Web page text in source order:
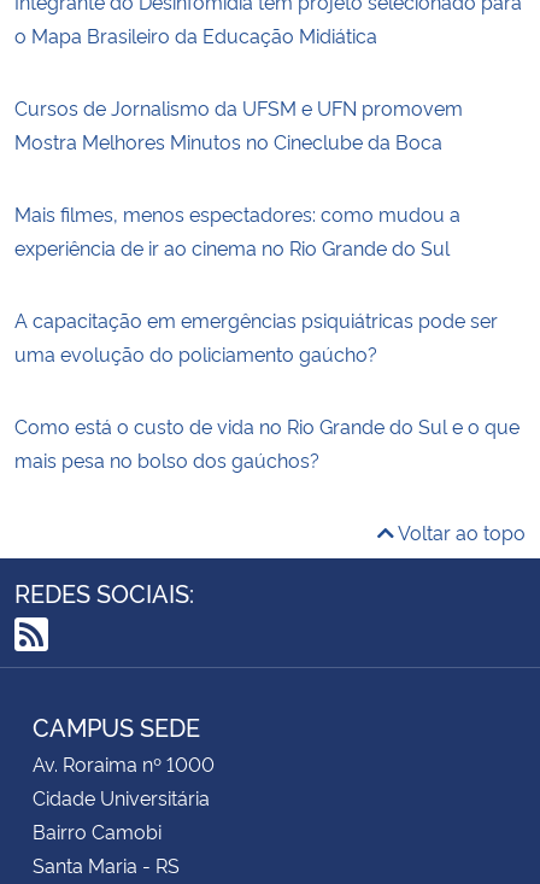
o Mapa Brasileiro da Educação Midiática
Cursos de Jornalismo da UFSM e UFN promovem
Mostra Melhores Minutos no Cineclube da Boca
Mais filmes, menos espectadores: como mudou a
experiência de ir ao cinema no Rio Grande do Sul
A capacitação em emergências psiquiátricas pode ser
uma evolução do policiamento gaúcho?
Como está o custo de vida no Rio Grande do Sul e o que
mais pesa no bolso dos gaúchos?
Voltar ao topo
REDES SOCIAIS:
RSS
CAMPUS SEDE
Av. Roraima nº 1000
Cidade Universitária
Bairro Camobi
Santa Maria - RS